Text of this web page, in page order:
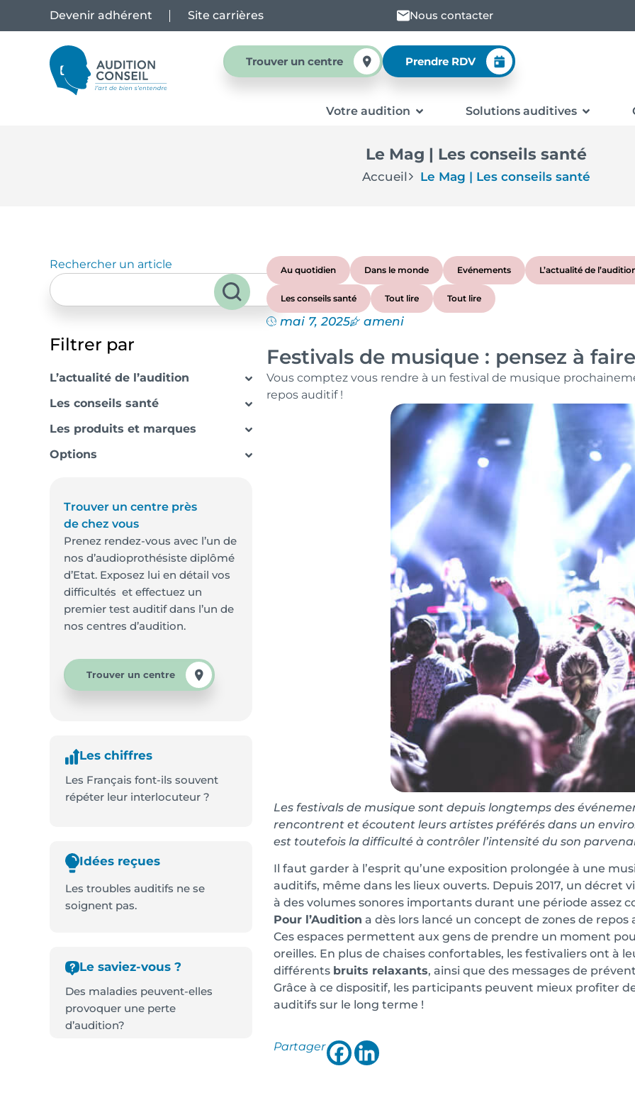
Devenir adhérent Site carrières Nous contacter
Trouver un centre Prendre RDV
Votre audition Solutions auditives
Le Mag | Les conseils santé
Accueil Le Mag | Les conseils santé
Rechercher un article
Filtrer par
L’actualité de l’audition
Les conseils santé
Les produits et marques
Options
Trouver un centre près
de chez vous
Prenez rendez-vous avec l’un de
nos d’audioprothésiste diplômé
d’Etat. Exposez lui en détail vos
difficultés et effectuez un
premier test auditif dans l’un de
nos centres d’audition.
Trouver un centre
Les chiffres
Les Français font-ils souvent
répéter leur interlocuteur ?
Idées reçues
Les troubles auditifs ne se
soignent pas.
Le saviez-vous ?
Des maladies peuvent-elles
provoquer une perte
d’audition?
Au quotidien Dans le monde Evénements L’actualité de
Les conseils santé Tout lire Tout lire
mai 7, 2025 ameni
Festivals de musique : pensez à
Vous comptez vous rendre à un festival de musique
repos auditif !
Les festivals de musique sont depuis longtemps des
rencontrent et écoutent leurs artistes préférés dans un
est toutefois la difficulté à contrôler l’intensité du son
Il faut garder à l’esprit qu’une exposition prolongée à une
auditifs, même dans les lieux ouverts. Depuis 2017, un décret
à des volumes sonores importants durant une période assez
Pour l’Audition a dès lors lancé un concept de zones de repos
Ces espaces permettent aux gens de prendre un moment
oreilles. En plus de chaises confortables, les festivaliers ont à
différents bruits relaxants, ainsi que des messages de
Grâce à ce dispositif, les participants peuvent mieux profiter
auditifs sur le long terme !
Partager